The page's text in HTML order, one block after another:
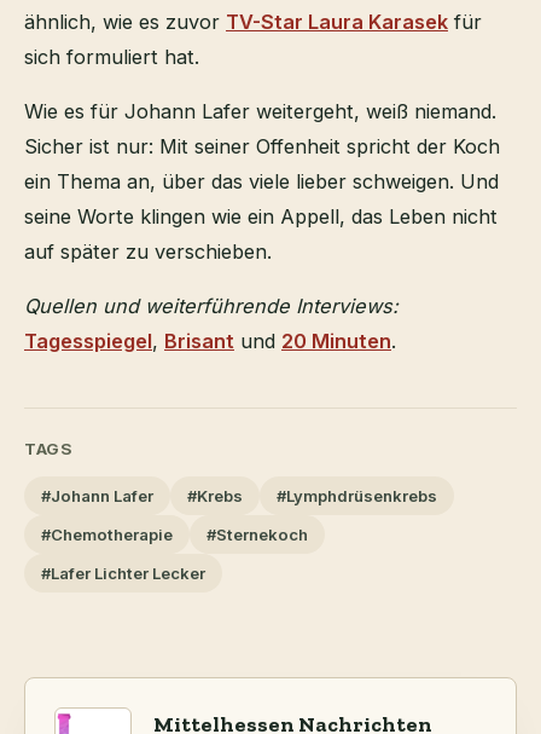
ähnlich, wie es zuvor TV-Star Laura Karasek für
sich formuliert hat.
Wie es für Johann Lafer weitergeht, weiß niemand.
Sicher ist nur: Mit seiner Offenheit spricht der Koch
ein Thema an, über das viele lieber schweigen. Und
seine Worte klingen wie ein Appell, das Leben nicht
auf später zu verschieben.
Quellen und weiterführende Interviews:
Tagesspiegel, Brisant und 20 Minuten.
TAGS
#Johann Lafer #Krebs
#Lymphdrüsenkrebs
#Chemotherapie
#Sternekoch
#Lafer Lichter Lecker
Mittelhessen Nachrichten